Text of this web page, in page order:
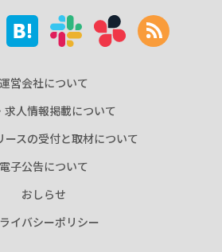
運営会社について
求人情報掲載について
ースの受付と取材について
電子公告について
おしらせ
イバシーポリシー